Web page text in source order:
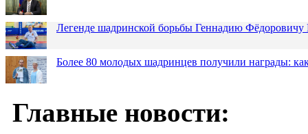
Легенде шадринской борьбы Геннадию Фёдоровичу
Более 80 молодых шадринцев получили награды:
Главные новости: